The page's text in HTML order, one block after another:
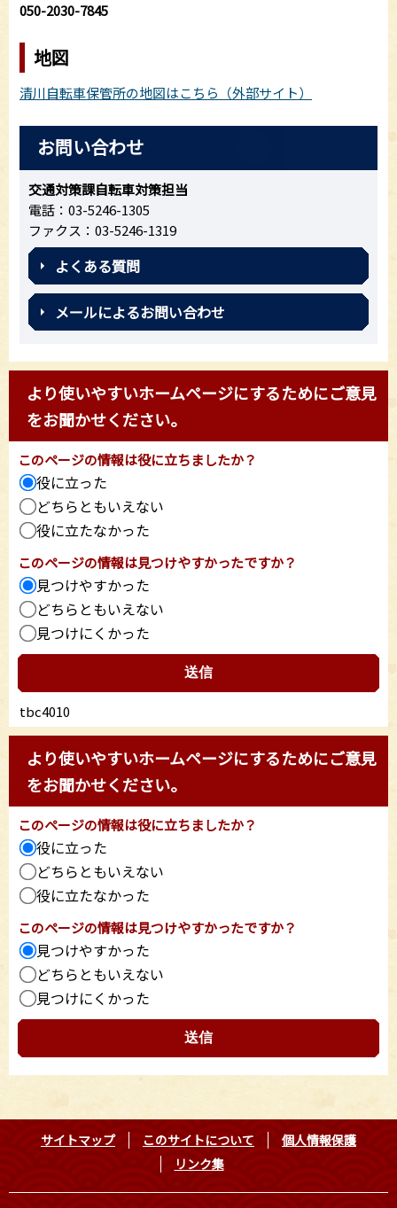
050-2030-7845
地図
清川自転車保管所の地図はこちら（外部サイト）
お問い合わせ
交通対策課自転車対策担当
電話：03-5246-1305
ファクス：03-5246-1319
よくある質問
メールによるお問い合わせ
より使いやすいホームページにするためにご意見
をお聞かせください。
このページの情報は役に立ちましたか？
役に立った
どちらともいえない
役に立たなかった
このページの情報は見つけやすかったですか？
見つけやすかった
どちらともいえない
見つけにくかった
tbc4010
より使いやすいホームページにするためにご意見
をお聞かせください。
このページの情報は役に立ちましたか？
役に立った
どちらともいえない
役に立たなかった
このページの情報は見つけやすかったですか？
見つけやすかった
どちらともいえない
見つけにくかった
サイトマップ このサイトについて
個人情報保護
リンク集